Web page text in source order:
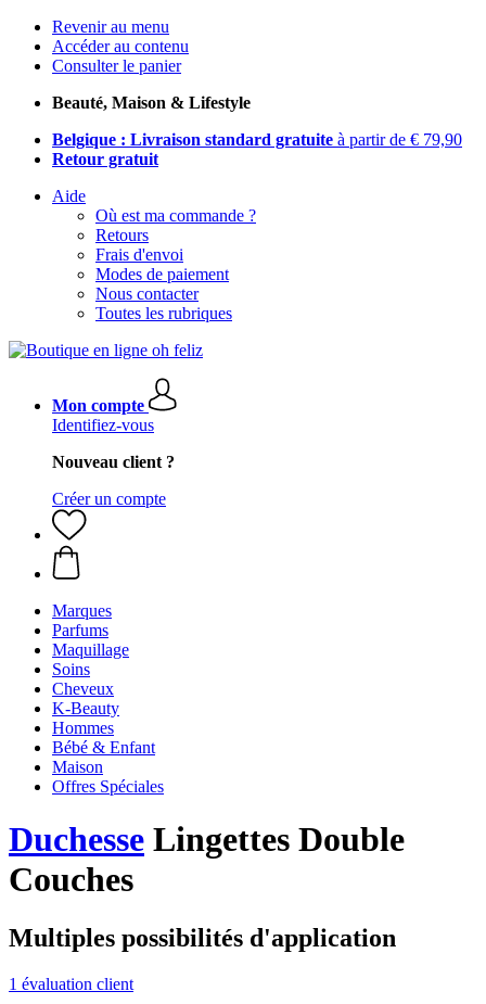
Revenir au menu
Accéder au contenu
Consulter le panier
Beauté, Maison & Lifestyle
Belgique : Livraison standard gratuite à partir de € 79,90
Retour gratuit
Aide
Où est ma commande ?
Retours
Frais d'envoi
Modes de paiement
Nous contacter
Toutes les rubriques
Mon compte
Identifiez-vous
Nouveau client ?
Créer un compte
Marques
Parfums
Maquillage
Soins
Cheveux
K-Beauty
Hommes
Bébé & Enfant
Maison
Offres Spéciales
Duchesse Lingettes Double
Couches
Multiples possibilités d'application
1 évaluation client